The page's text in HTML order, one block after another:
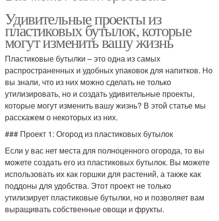
Удивительные проекты из
пластиковых бутылок, которые
могут изменить вашу жизнь
Пластиковые бутылки – это одна из самых
распространенных и удобных упаковок для напитков. Но
вы знали, что из них можно сделать не только
утилизировать, но и создать удивительные проекты,
которые могут изменить вашу жизнь? В этой статье мы
расскажем о некоторых из них.
### Проект 1: Огород из пластиковых бутылок
Если у вас нет места для полноценного огорода, то вы
можете создать его из пластиковых бутылок. Вы можете
использовать их как горшки для растений, а также как
поддоны для удобства. Этот проект не только
утилизирует пластиковые бутылки, но и позволяет вам
выращивать собственные овощи и фрукты.